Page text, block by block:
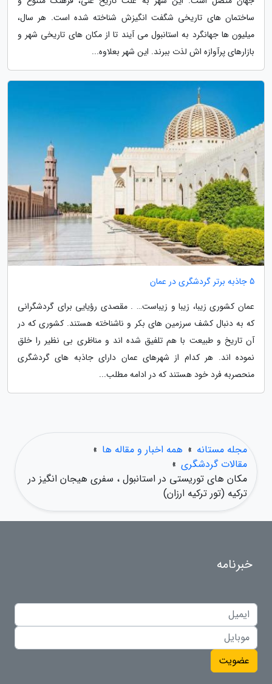
ساختمان های تاریخی شگفت انگیزش شناخته شده است. هر سال،
میلیون ها جهانگرد به استانبول می آیند تا از مکان های تاریخی شهر و
بازارهای پرآوازه اش لذت ببرند. این شهر بعلاوه...
5 جاذبه برتر گردشگری در عمان
عمان کشوری زیبا، زیبا و زیباست… . مقصدی رؤیایی برای گردشگرانی
که به دنبال کشف سرزمین های بکر و ناشناخته هستند. کشوری که در
آن تاریخ و طبیعت با هم تلفیق شده اند و مناظری بی نظیر را خلق
نموده اند. هر کدام از شهرهای عمان دارای جاذبه های گردشگری
منحصربه فرد خود هستند که در ادامه مطلب...
مجله مستانه » همه اخبار و مقاله ها »
مقالات گردشگری »
مکان های توریستی در استانبول ، سفری هیجان انگیز در
ترکیه (تور ترکیه ارزان)
خبرنامه
عضویت